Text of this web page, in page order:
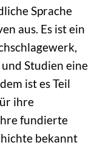
Sprache
aus. Es ist ein
Studien eine
ist es Teil
ihre
fundierte
bekannt